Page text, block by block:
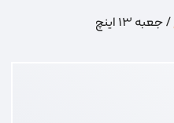
/ جعبه 13 اینچ